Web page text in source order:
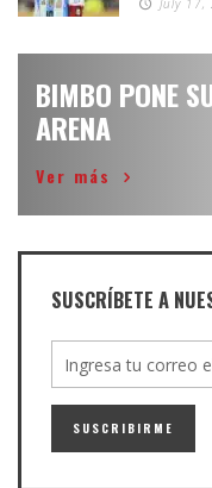
July 17,
BIMBO PONE
ARENA
Ver más
SUSCRÍBETE A